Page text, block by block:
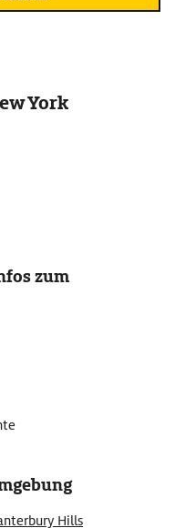
York
zum
Hills